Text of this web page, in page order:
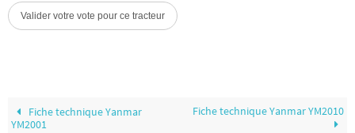
Fiche technique Yanmar
YM2001
Fiche technique Yanmar YM2010